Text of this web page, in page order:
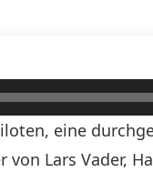
eine
Lars Vader,